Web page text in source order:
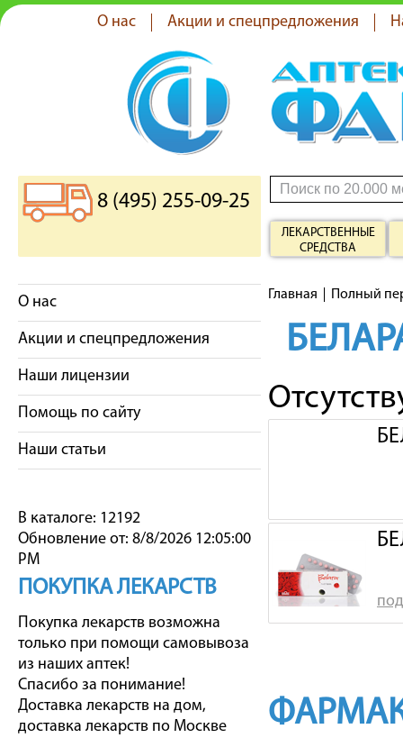
О нас Акции и спецпредложения
8 (495) 255-09-25
ЛЕКАРСТВЕННЫЕ
СРЕДСТВА
О нас
Акции и спецпредложения
Наши лицензии
Помощь по сайту
Наши статьи
В каталоге: 12192
Обновление от: 8/8/2026 12:05:00
PM
ПОКУПКА ЛЕКАРСТВ
Покупка лекарств возможна
только при помощи самовывоза
из наших аптек!
Спасибо за понимание!
Доставка лекарств на дом,
доставка лекарств по Москве
Главная Полный